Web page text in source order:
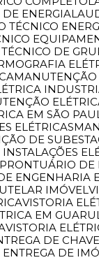
DE ENERGIA
TÉCNICO
TÉCNICO DE
EM SÃO
ELÉTRICAS
DE
INSTALAÇÕES
PRONTUÁRIO
DE
IMÓVEL
VISTORIA
EM
VISTORIA
DE
ENTREGA DE